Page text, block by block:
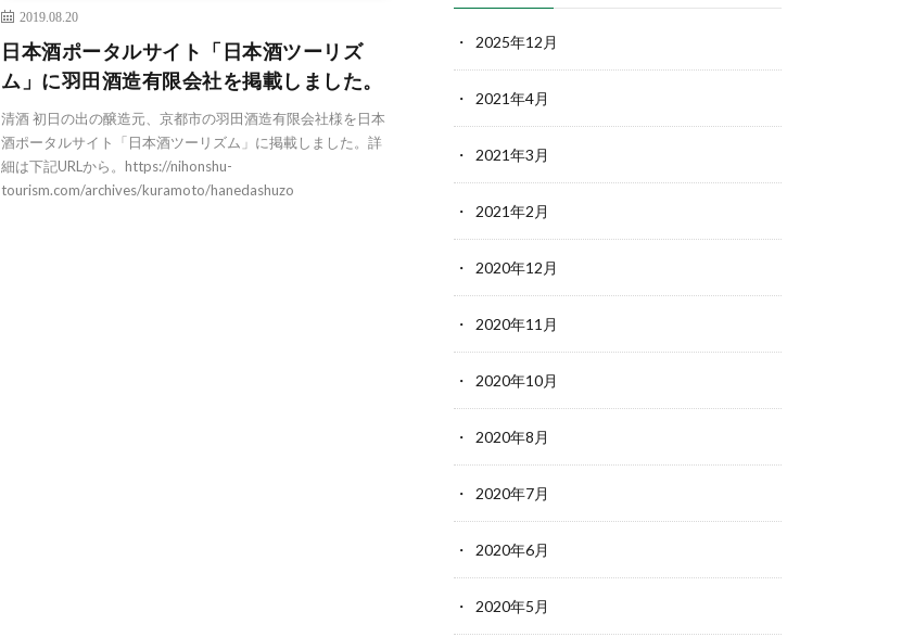
2019.08.20
日本酒ポータルサイト「日本酒ツーリズ
ム」に羽田酒造有限会社を掲載しました。
清酒 初日の出の醸造元、京都市の羽田酒造有限会社様を日本
酒ポータルサイト「日本酒ツーリズム」に掲載しました。詳
細は下記URLから。https://nihonshu-
tourism.com/archives/kuramoto/hanedashuzo
2025年12月
2021年4月
2021年3月
2021年2月
2020年12月
2020年11月
2020年10月
2020年8月
2020年7月
2020年6月
2020年5月